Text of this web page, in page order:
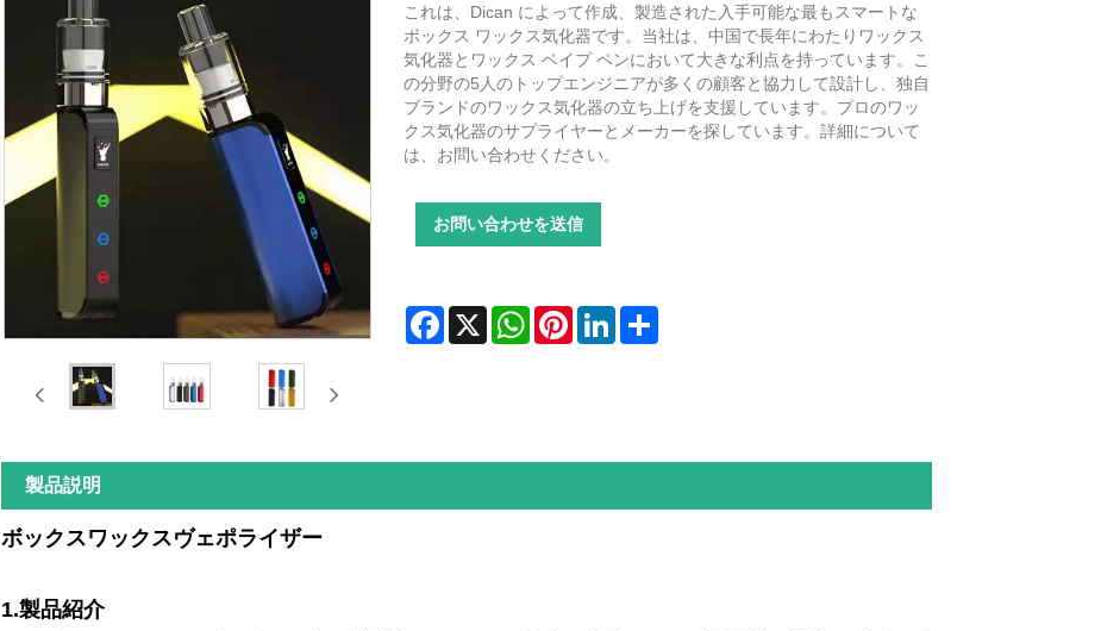
これは、Dican によって作成、製造された入手可能な最もスマートな
ボックス ワックス気化器です。当社は、中国で長年にわたりワックス
気化器とワックス ベイプ ペンにおいて大きな利点を持っています。こ
の分野の5人のトップエンジニアが多くの顧客と協力して設計し、独自
ブランドのワックス気化器の立ち上げを支援しています。プロのワッ
クス気化器のサプライヤーとメーカーを探しています。詳細について
は、お問い合わせください。
お問い合わせを送信
Facebook
X WhatsAppPinterestLinkedInShare
製品説明
ボックスワックスヴェポライザー
1.製品紹介